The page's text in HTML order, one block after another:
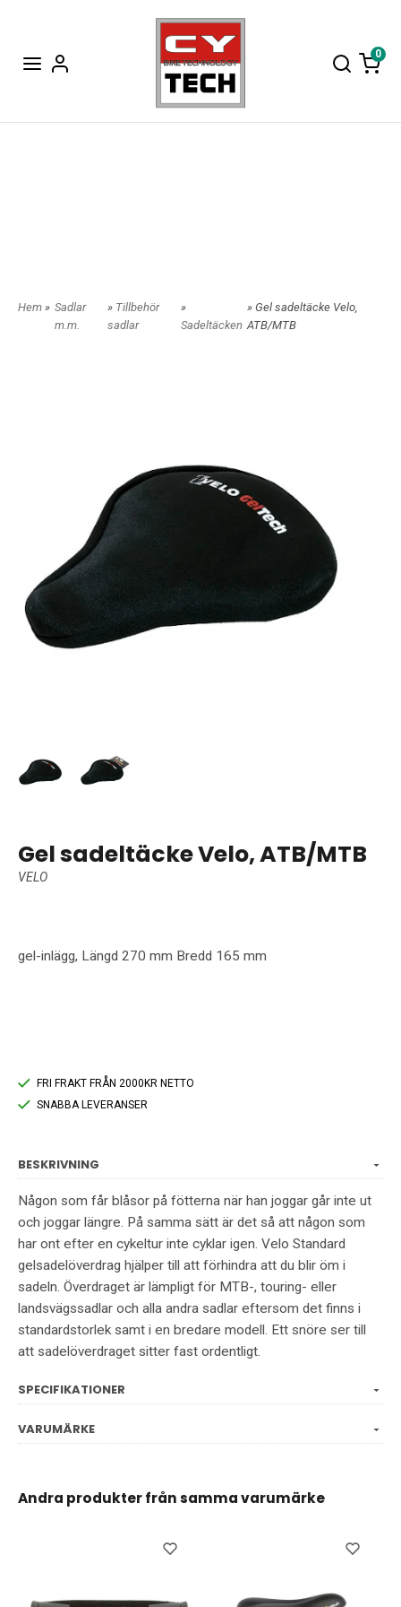
0
Hem » Sadlar
m.m.
» Tillbehör
sadlar
»
Sadeltäcken
» Gel sadeltäcke Velo,
ATB/MTB
Gel sadeltäcke Velo, ATB/MTB
VELO
gel-inlägg, Längd 270 mm Bredd 165 mm
FRI FRAKT FRÅN 2000KR NETTO
SNABBA LEVERANSER
BESKRIVNING
Någon som får blåsor på fötterna när han joggar går inte ut
och joggar längre. På samma sätt är det så att någon som
har ont efter en cykeltur inte cyklar igen. Velo Standard
gelsadelöverdrag hjälper till att förhindra att du blir öm i
sadeln. Överdraget är lämpligt för MTB-, touring- eller
landsvägssadlar och alla andra sadlar eftersom det finns i
standardstorlek samt i en bredare modell. Ett snöre ser till
att sadelöverdraget sitter fast ordentligt.
SPECIFIKATIONER
VARUMÄRKE
Andra produkter från samma varumärke